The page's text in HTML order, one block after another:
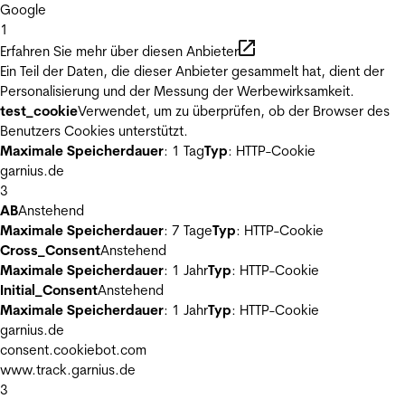
Google
1
Erfahren Sie mehr über diesen Anbieter
Ein Teil der Daten, die dieser Anbieter gesammelt hat, dient der
Personalisierung und der Messung der Werbewirksamkeit.
test_cookieVerwendet, um zu überprüfen, ob der Browser des
Benutzers Cookies unterstützt.
Maximale Speicherdauer: 1 TagTyp: HTTP-Cookie
garnius.de
3
ABAnstehend
Maximale Speicherdauer: 7 TageTyp: HTTP-Cookie
Cross_ConsentAnstehend
Maximale Speicherdauer: 1 JahrTyp: HTTP-Cookie
Initial_ConsentAnstehend
Maximale Speicherdauer: 1 JahrTyp: HTTP-Cookie
garnius.de
consent.cookiebot.com
www.track.garnius.de
3